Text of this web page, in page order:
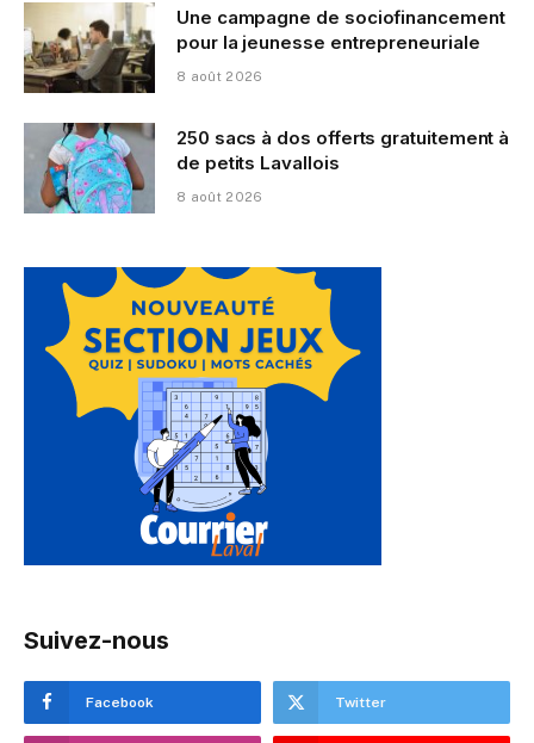
Une campagne de sociofinancement
pour la jeunesse entrepreneuriale
8 août 2026
250 sacs à dos offerts gratuitement à
de petits Lavallois
8 août 2026
Suivez-nous
Facebook Twitter